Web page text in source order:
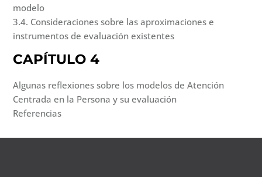
modelo
3.4. Consideraciones sobre las aproximaciones e
instrumentos de evaluación existentes
CAPÍTULO 4
Algunas reflexiones sobre los modelos de Atención
Centrada en la Persona y su evaluación
Referencias